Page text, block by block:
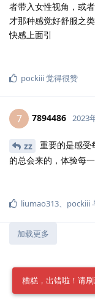
者带入女性视角，或
才那种感觉好舒服之
快感上面引
pockiii觉得很赞
7 7894486 2023
zz
重要的是感受
的总会来的，体验每
liumao313、 pockiii
加载更多
糟糕，出错啦！请刷